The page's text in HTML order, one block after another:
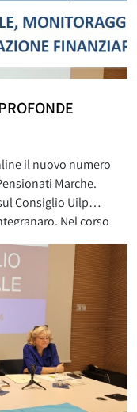
il nuovo numero
Marche.
Consiglio Uilp
Nel corso
Marina Marozzi